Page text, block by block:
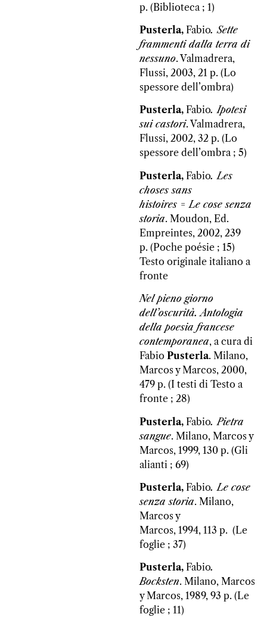
p. (Biblioteca ; 1)
Pusterla, Fabio. Sette
frammenti dalla terra di
nessuno. Valmadrera,
Flussi, 2003, 21 p. (Lo
spessore dell’ombra)
Pusterla, Fabio. Ipotesi
sui castori. Valmadrera,
Flussi, 2002, 32 p. (Lo
spessore dell’ombra ; 5)
Pusterla, Fabio. Les
choses sans
histoires = Le cose senza
storia. Moudon, Ed.
Empreintes, 2002, 239
p. (Poche poésie ; 15)
Testo originale italiano a
fronte
Nel pieno giorno
dell’oscurità. Antologia
della poesia francese
contemporanea, a cura di
Fabio Pusterla. Milano,
Marcos y Marcos, 2000,
479 p. (I testi di Testo a
fronte ; 28)
Pusterla, Fabio. Pietra
sangue. Milano, Marcos y
Marcos, 1999, 130 p. (Gli
alianti ; 69)
Pusterla, Fabio. Le cose
senza storia. Milano,
Marcos y
Marcos, 1994, 113 p. (Le
foglie ; 37)
Pusterla, Fabio.
Bocksten. Milano, Marcos
y Marcos, 1989, 93 p. (Le
foglie ; 11)